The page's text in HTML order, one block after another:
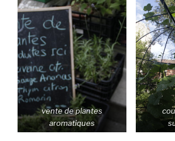
vente de plantes
aromatiques